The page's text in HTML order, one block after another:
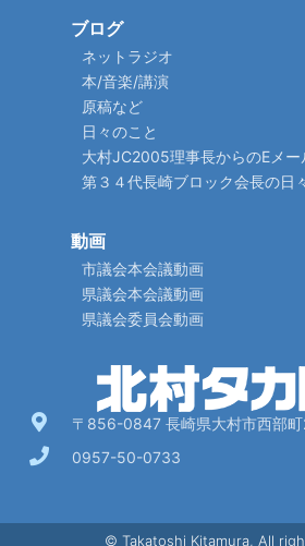
ブログ
ネットラジオ
本/音楽/講演
原稿など
日々のこと
大村JC2005理事長からのEメー
第３４代長崎ブロック会長の日
動画
市議会本会議動画
県議会本会議動画
県議会委員会動画
〒856-0847 長崎県大村市西部
0957-50-0733
© Takatoshi Kitamura, All